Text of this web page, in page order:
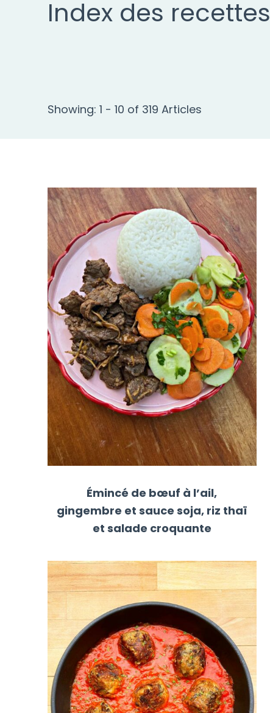
Index des recettes
Showing: 1 - 10 of 319 Articles
Émincé de bœuf à l’ail,
gingembre et sauce soja, riz thaï
et salade croquante